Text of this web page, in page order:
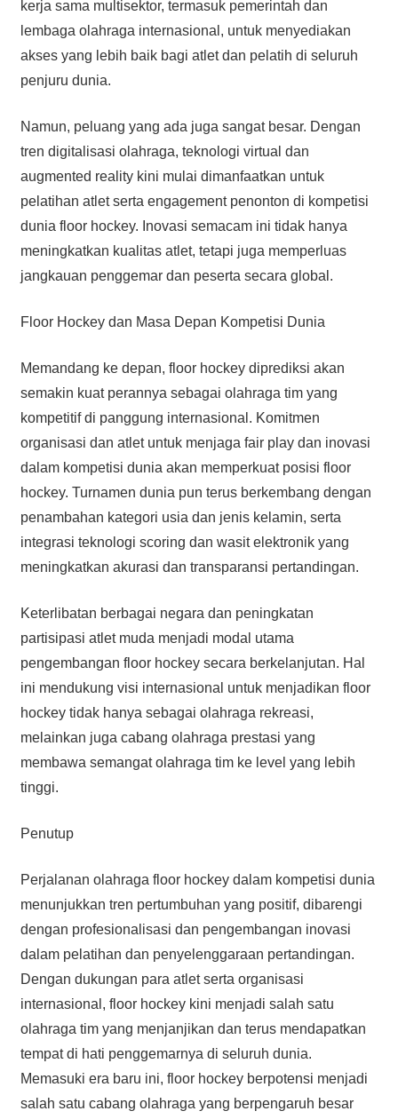
kerja sama multisektor, termasuk pemerintah dan
lembaga olahraga internasional, untuk menyediakan
akses yang lebih baik bagi atlet dan pelatih di seluruh
penjuru dunia.
Namun, peluang yang ada juga sangat besar. Dengan
tren digitalisasi olahraga, teknologi virtual dan
augmented reality kini mulai dimanfaatkan untuk
pelatihan atlet serta engagement penonton di kompetisi
dunia floor hockey. Inovasi semacam ini tidak hanya
meningkatkan kualitas atlet, tetapi juga memperluas
jangkauan penggemar dan peserta secara global.
Floor Hockey dan Masa Depan Kompetisi Dunia
Memandang ke depan, floor hockey diprediksi akan
semakin kuat perannya sebagai olahraga tim yang
kompetitif di panggung internasional. Komitmen
organisasi dan atlet untuk menjaga fair play dan inovasi
dalam kompetisi dunia akan memperkuat posisi floor
hockey. Turnamen dunia pun terus berkembang dengan
penambahan kategori usia dan jenis kelamin, serta
integrasi teknologi scoring dan wasit elektronik yang
meningkatkan akurasi dan transparansi pertandingan.
Keterlibatan berbagai negara dan peningkatan
partisipasi atlet muda menjadi modal utama
pengembangan floor hockey secara berkelanjutan. Hal
ini mendukung visi internasional untuk menjadikan floor
hockey tidak hanya sebagai olahraga rekreasi,
melainkan juga cabang olahraga prestasi yang
membawa semangat olahraga tim ke level yang lebih
tinggi.
Penutup
Perjalanan olahraga floor hockey dalam kompetisi dunia
menunjukkan tren pertumbuhan yang positif, dibarengi
dengan profesionalisasi dan pengembangan inovasi
dalam pelatihan dan penyelenggaraan pertandingan.
Dengan dukungan para atlet serta organisasi
internasional, floor hockey kini menjadi salah satu
olahraga tim yang menjanjikan dan terus mendapatkan
tempat di hati penggemarnya di seluruh dunia.
Memasuki era baru ini, floor hockey berpotensi menjadi
salah satu cabang olahraga yang berpengaruh besar